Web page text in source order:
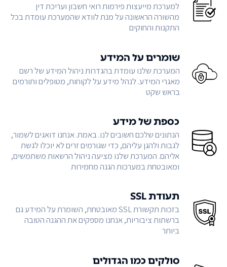
למערכת מייעצות פירמות רואי חשבון ועריכת דין
מהשורה הראשונה על מנת לוודא שהמערכת עומדת בכל
התקנות והחוקים
שומרים על המידע
המערכת שלנו עומדת בהגדרות ניהול המידע של רשם
מאגרי המידע. לנהל מידע על לקוחות, מטופלים ותורמים
בראש שקט
כספת של מידע
הנתונים שלכם חשובים לנו. באמת. אנחנו דואגים לשמור,
לגבות ולהגן עליהם, כדי שגורמים זרים לא יוכלו לגשת
אליהם. המערכת שלנו מציעה ניהול הרשאות משתמשים,
ומאובטחת במערכות הגנה מחמירות
תעודת SSL
בזכות תקשורת SSL מאובטחת, השומרת על המידע גם
ברשתות ציבוריות, אנחנו מספקים את ההגנה הטובה
ביותר
סולקים כמו הגדולים